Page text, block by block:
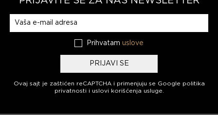
Prihvatam uslove
PRIJAVI SE
Ovaj sajt je zaštićen reCAPTCHA i primenjuju se Google politika
privatnosti i uslovi korišćenja usluge